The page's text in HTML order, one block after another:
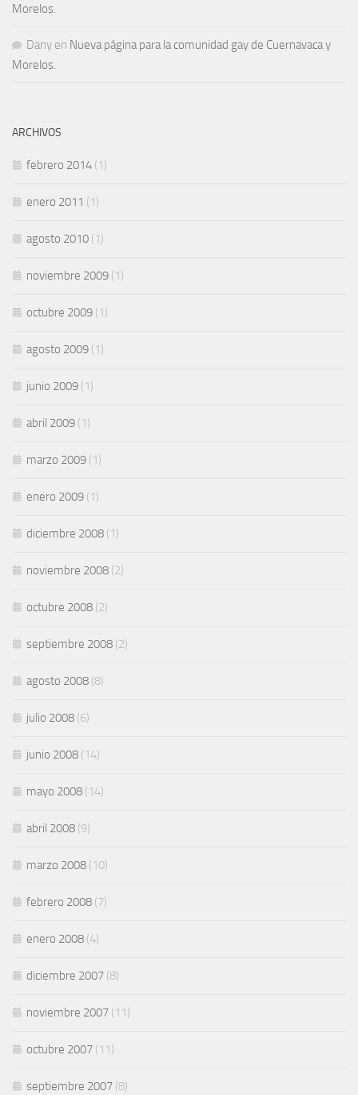
Morelos.
Dany en Nueva página para la comunidad gay de Cuernavaca y
Morelos.
ARCHIVOS
febrero 2014 (1)
enero 2011 (1)
agosto 2010 (1)
noviembre 2009 (1)
octubre 2009 (1)
agosto 2009 (1)
junio 2009 (1)
abril 2009 (1)
marzo 2009 (1)
enero 2009 (1)
diciembre 2008 (1)
noviembre 2008 (2)
octubre 2008 (2)
septiembre 2008 (2)
agosto 2008 (8)
julio 2008 (6)
junio 2008 (14)
mayo 2008 (14)
abril 2008 (9)
marzo 2008 (10)
febrero 2008 (7)
enero 2008 (4)
diciembre 2007 (8)
noviembre 2007 (11)
octubre 2007 (11)
septiembre 2007 (8)